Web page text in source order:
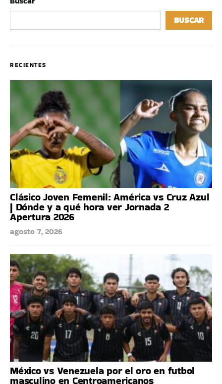
BUSCAR
RECIENTES
Clásico Joven Femenil: América vs Cruz Azul
| Dónde y a qué hora ver Jornada 2
Apertura 2026
agosto 7, 2026
México vs Venezuela por el oro en futbol
masculino en Centroamericanos